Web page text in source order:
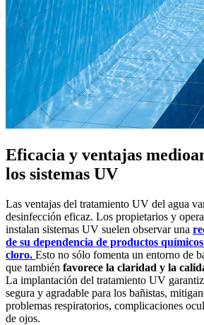
Eficacia y ventajas
los sistemas UV
Las ventajas del tratamiento UV del agua
desinfección eficaz. Los propietarios y
instalan sistemas UV suelen observar una
de su dependencia de productos
cloro. Esto no sólo fomenta un entorno de
que también favorece la claridad y la
La implantación del tratamiento UV
segura y agradable para los bañistas,
problemas respiratorios, complicaciones
de ojos.